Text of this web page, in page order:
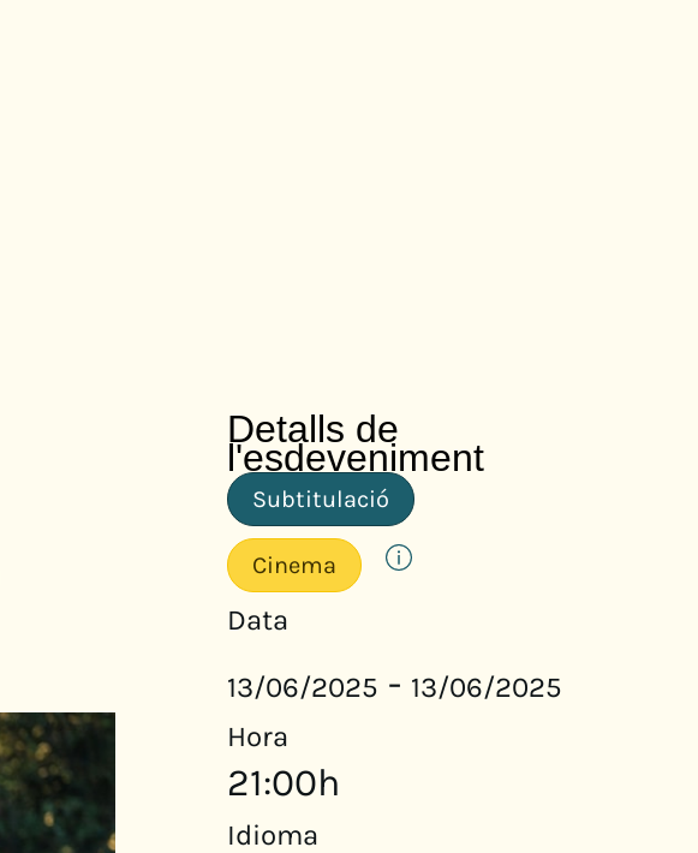
Detalls de
l'esdeveniment
Subtitulació
Cinema
Data
13/06/2025 - 13/06/2025
Hora
21:00h
Idioma